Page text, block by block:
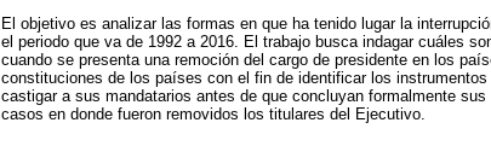
El objetivo es analizar las formas en que ha tenido lugar la
el periodo que va de 1992 a 2016. El trabajo busca indagar cuáles
cuando se presenta una remoción del cargo de presidente en los
constituciones de los países con el fin de identificar los
castigar a sus mandatarios antes de que concluyan formalmente
casos en donde fueron removidos los titulares del Ejecutivo.